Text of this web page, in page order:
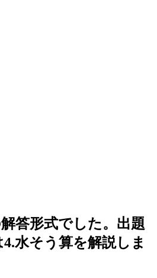
答形式でした。出題
水そう算を解説しま